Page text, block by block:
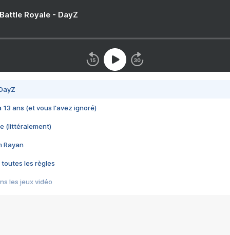
Royale - DayZ
13 ans (et vous l'avez ignoré)
(littéralement)
Rayan
toutes les règles
les jeux vidéo